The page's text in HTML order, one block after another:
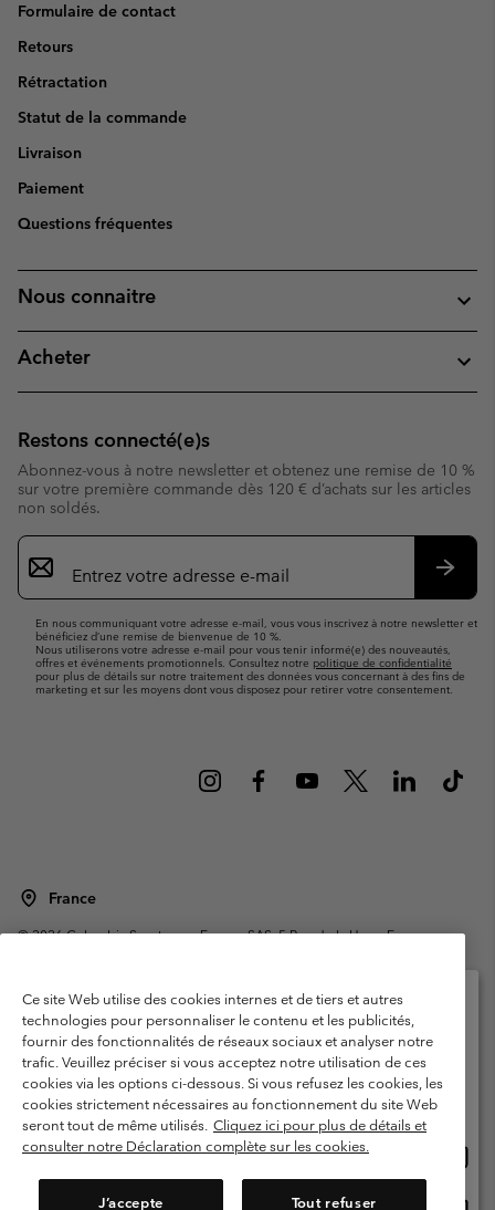
Formulaire de contact
Retours
Rétractation
Statut de la commande
Livraison
Paiement
Questions fréquentes
Nous connaitre
Acheter
Restons connecté(e)s
Abonnez-vous à notre newsletter et obtenez une remise de 10 %
sur votre première commande dès 120 € d’achats sur les articles
non soldés.
Inscription
par
e-
En nous communiquant votre adresse e-mail, vous vous inscrivez à notre newsletter et
bénéficiez d’une remise de bienvenue de 10 %.
Nous utiliserons votre adresse e-mail pour vous tenir informé(e) des nouveautés,
offres et événements promotionnels. Consultez notre politique de confidentialité
pour plus de détails sur notre traitement des données vous concernant à des fins de
marketing et sur les moyens dont vous disposez pour retirer votre consentement.
France
©2026Columbia Sportswear Europe SAS. 5 Rue de la Haye, Espace
Garanties Légales
Politique de confidentialité
Conditions d'utilisation - Membres
Conditions D'utilisation - Contenu généré par l'utilisateur
Impressum
Cookies
Public CBCR
Service client: Lun - Sam de 9h à 13h et de 14h à 18h
Ce site Web utilise des cookies internes et de tiers et autres
technologies pour personnaliser le contenu et les publicités,
fournir des fonctionnalités de réseaux sociaux et analyser notre
trafic. Veuillez préciser si vous acceptez notre utilisation de ces
cookies via les options ci-dessous. Si vous refusez les cookies, les
cookies strictement nécessaires au fonctionnement du site Web
seront tout de même utilisés. Cliquez ici pour plus de détails et
consulter notre Déclaration complète sur les cookies.
J’accepte Tout refuser
Veuillez sélectionner votre pays d’expédition et
votre langue
Achats en ligne disponibles
United States
ligne